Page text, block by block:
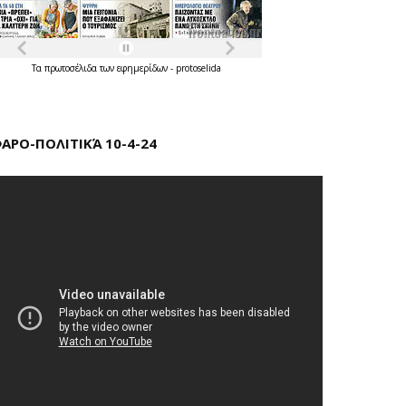
Τα πρωτοσέλιδατων εφημερίδων - protoselida
ΠΟΛΙΤΙΚΆ 10-4-24